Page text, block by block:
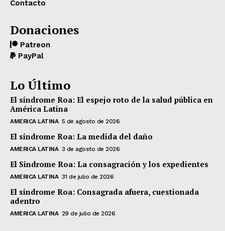
Contacto
Donaciones
Patreon
PayPal
Lo Último
El síndrome Roa: El espejo roto de la salud pública en
América Latina
AMERICA LATINA 5 de agosto de 2026
El síndrome Roa: La medida del daño
AMERICA LATINA 3 de agosto de 2026
El Síndrome Roa: La consagración y los expedientes
AMERICA LATINA 31 de julio de 2026
El síndrome Roa: Consagrada afuera, cuestionada
adentro
AMERICA LATINA 29 de julio de 2026